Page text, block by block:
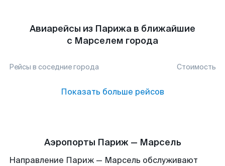
Авиарейсы из Парижа в ближайшие
с Марселем города
Рейсы в соседние города Стоимость
Показать больше рейсов
Аэропорты Париж — Марсель
Направление Париж — Марсель обслуживают